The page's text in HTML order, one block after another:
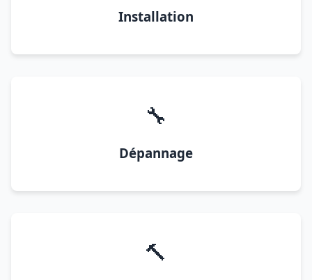
Installation
🔧
Dépannage
🔨